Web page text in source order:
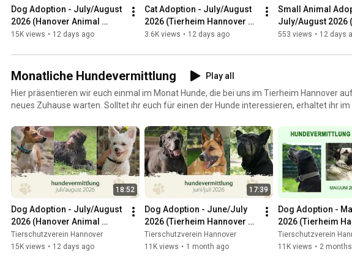
Dog Adoption - July/August
2026 (Hanover Animal
Shelter TV)
15K views • 12 days ago
Cat Adoption - July/August
2026 (Tierheim Hannover
TV)
3.6K views • 12 days ago
Small Animal
July/August 2026
Hannover TV)
553 views • 12 days
Monatliche Hundevermittlung
Play all
Hier präsentieren wir euch einmal im Monat Hunde, die bei uns im Tierheim Hannover
neues Zuhause warten. Solltet ihr euch für einen der Hunde interessieren, erhaltet ihr im
ständig aktualisieren. Daher kann es sein, dass bestimmte Tiere schon vermittelt wurden.
bitten um Verständnis!
18:52
Dog Adoption - July/August
2026 (Hanover Animal
Shelter TV)
Tierschutzverein Hannover
15K views • 12 days ago
17:39
Dog Adoption - June/July
2026 (Tierheim Hannover
TV)
Tierschutzverein Hannover
11K views • 1 month ago
Dog Adoption -
2026 (Tierheim
TV)
Tierschutzverein
11K views • 2